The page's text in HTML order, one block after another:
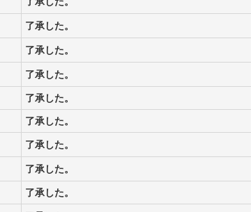
了承した。
了承した。
了承した。
了承した。
了承した。
了承した。
了承した。
了承した。